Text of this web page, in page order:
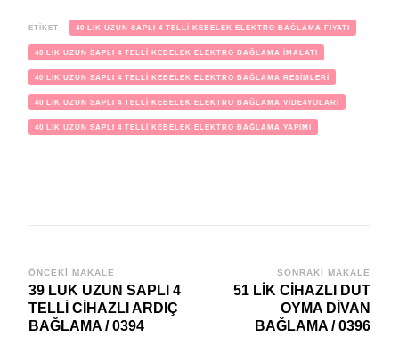
ETIKET 40 LIK UZUN SAPLI 4 TELLİ KEBELEK ELEKTRO BAĞLAMA FİYATI
40 LIK UZUN SAPLI 4 TELLİ KEBELEK ELEKTRO BAĞLAMA İMALATI
40 LIK UZUN SAPLI 4 TELLİ KEBELEK ELEKTRO BAĞLAMA RESİMLERİ
40 LIK UZUN SAPLI 4 TELLİ KEBELEK ELEKTRO BAĞLAMA VİDE4YOLARI
40 LIK UZUN SAPLI 4 TELLİ KEBELEK ELEKTRO BAĞLAMA YAPIMI
Yazı
dolaşımı
ÖNCEKI MAKALE
39 LUK UZUN SAPLI 4
TELLİ CİHAZLI ARDIÇ
BAĞLAMA / 0394
SONRAKI MAKALE
51 LİK CİHAZLI DUT
OYMA DİVAN
BAĞLAMA / 0396